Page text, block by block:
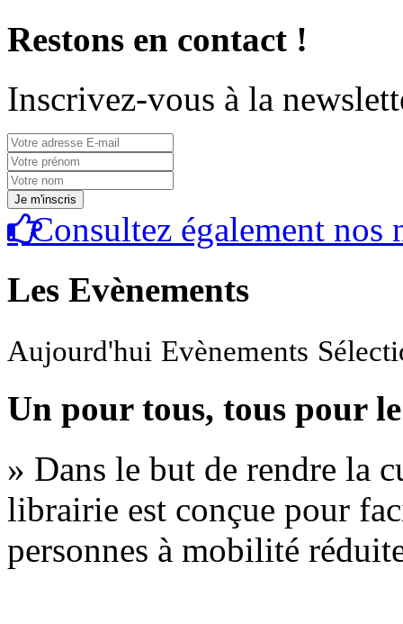
Restons en contact !
Inscrivez-vous à la
Consultez également nos
Les Evènements
Aujourd'hui Evènements
Un pour tous, tous pour
» Dans le but de rendre la
librairie est conçue pour
personnes à mobilité